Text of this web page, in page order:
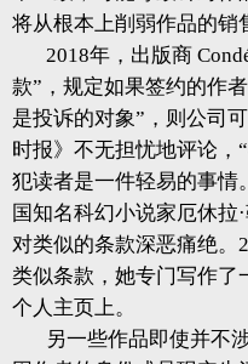
将从根本上削弱作品的销
2018年，出版商
款”，规定如果签约的作
是投诉的对象”，则公司
时报》不无担忧地评论，
犯读者是一件轻易的事情
国知名科幻小说家厄休拉
对类似的条款深恶痛绝。
类似条款，她专门写作了
个人主页上。
另一些作品即使并不